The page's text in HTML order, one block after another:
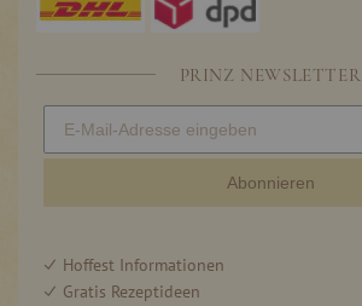
PRINZ NEWSLETTER
Abonnieren
Hoffest Informationen
Gratis Rezeptideen